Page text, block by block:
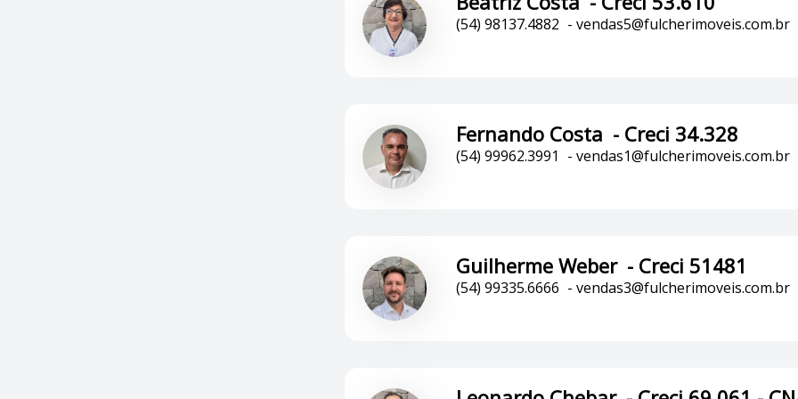
(54) 98137.4882 - vendas5@fulcherimoveis.com.br
Fernando Costa - Creci 34.328
(54) 99962.3991 - vendas1@fulcherimoveis.com.br
Guilherme Weber - Creci 51481
(54) 99335.6666 - vendas3@fulcherimoveis.com.br